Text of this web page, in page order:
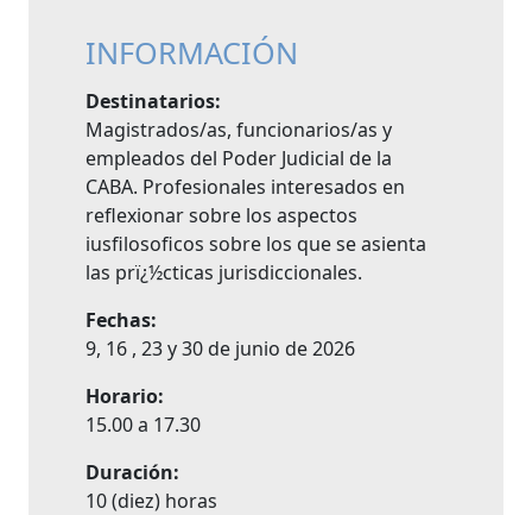
INFORMACIÓN
Destinatarios:
Magistrados/as, funcionarios/as y
empleados del Poder Judicial de la
CABA. Profesionales interesados en
reflexionar sobre los aspectos
iusfilosoficos sobre los que se asienta
las prï¿½cticas jurisdiccionales.
Fechas:
9, 16 , 23 y 30 de junio de 2026
Horario:
15.00 a 17.30
Duración:
10 (diez) horas